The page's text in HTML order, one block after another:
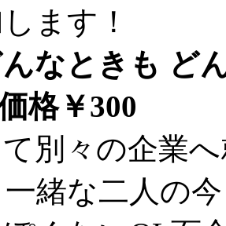
ます！
んなときも ど
格￥300
別々の企業
緒な二人の